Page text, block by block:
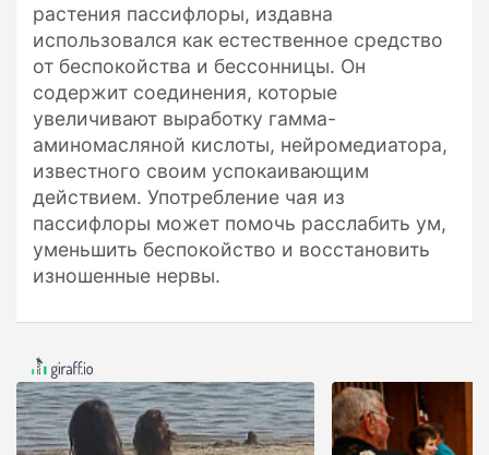
растения пассифлоры, издавна
использовался как естественное средство
от беспокойства и бессонницы. Он
содержит соединения, которые
увеличивают выработку гамма-
аминомасляной кислоты, нейромедиатора,
известного своим успокаивающим
действием. Употребление чая из
пассифлоры может помочь расслабить ум,
уменьшить беспокойство и восстановить
изношенные нервы.